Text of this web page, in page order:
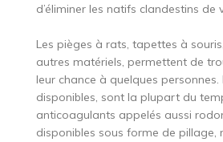
d’éliminer les natifs clandestins de
Les pièges à rats, tapettes à
autres matériels, permettent de
leur chance à quelques personnes.
disponibles, sont la plupart du
anticoagulants appelés aussi
disponibles sous forme de pillage,